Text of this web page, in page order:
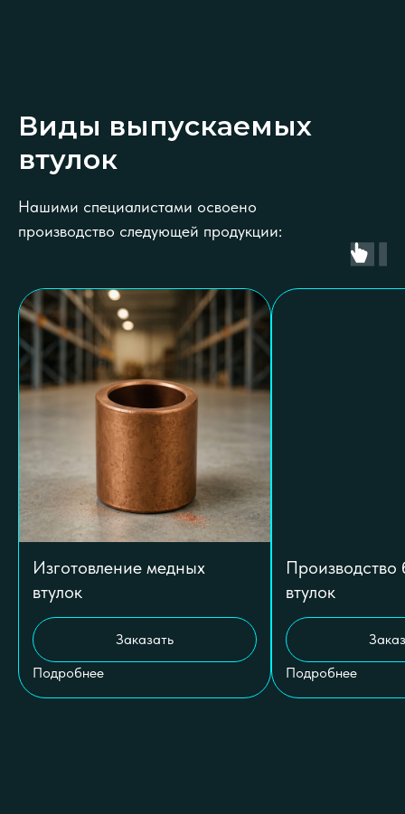
Виды выпускаемых
втулок
Нашими специалистами освоено
производство следующей продукции:
Изготовление медных
втулок
Заказать
Подробнее
Производство
втулок
Подробнее